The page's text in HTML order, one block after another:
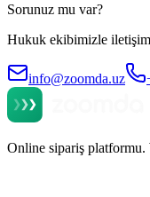
Sorunuz mu var?
Hukuk ekibimizle
info@zoomda.uz
Online sipariş